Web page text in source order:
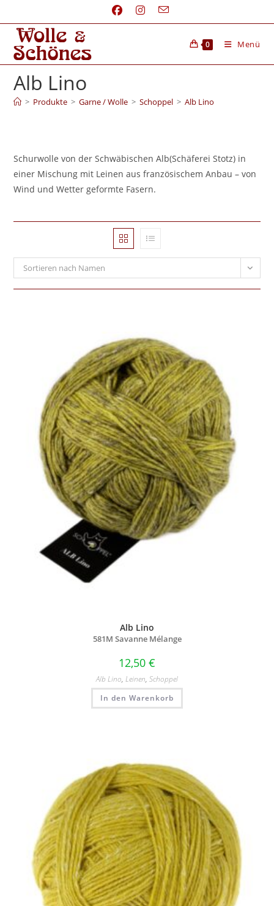
0 Menü
Alb Lino
> Produkte > Garne / Wolle > Schoppel > Alb Lino
Schurwolle von der Schwäbischen Alb(Schäferei Stotz) in
einer Mischung mit Leinen aus französischem Anbau – von
Wind und Wetter geformte Fasern.
Sortieren nach Namen
Alb Lino
581M Savanne Mélange
12,50 €
Alb Lino, Leinen, Schoppel
In den Warenkorb